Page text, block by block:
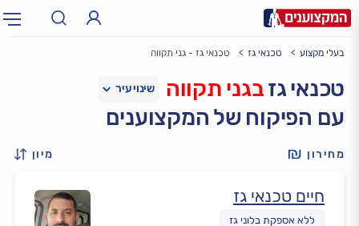
עירעיר: תל אביב, חיפה…
בעלי מקצוע טכנאי גז טכנאי גז - גני תקווה
טכנאי גזבגני תקווה
עם הפיקוח של המקצוענים
מחירון מיון
חיים טכנאי גז